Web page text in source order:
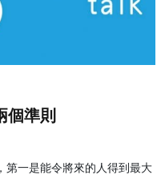
個準則
第一是能令將來的人得到最大